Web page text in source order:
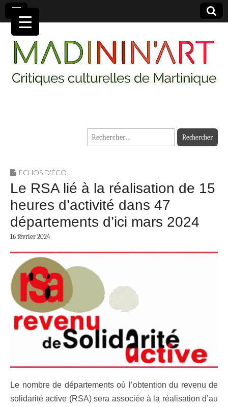
MADININ'ART
Rechercher :
ECHOS D'ÉCO
Le RSA lié à la réalisation de 15
heures d’activité dans 47
départements d’ici mars 2024
16 février 2024
Le nombre de départements où l’obtention du revenu de
solidarité active (RSA) sera associée à la réalisation d’au